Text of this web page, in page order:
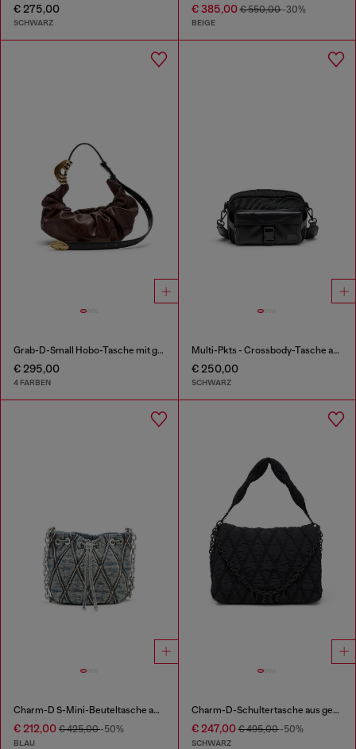
€ 275,00
SCHWARZ
€ 385,00€ 550,00-30%
BEIGE
Grab-D-Small Hobo-Tasche mit gerafftem Design
€ 295,00
4 FARBEN
Multi-Pkts - Crossbody-Tasche aus Nylon mit Klappentasche
€ 250,00
SCHWARZ
Charm-D S-Mini-Beuteltasche aus gestepptem Argyle-Denim
€ 212,00 € 425,00-50%
BLAU
Charm-D-Schultertasche aus gestepptem gewaschenem Nylon
€ 247,00€ 495,00-50%
SCHWARZ